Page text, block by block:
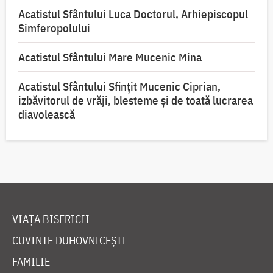
Acatistul Sfântului Luca Doctorul, Arhiepiscopul
Simferopolului
Acatistul Sfântului Mare Mucenic Mina
Acatistul Sfântului Sfințit Mucenic Ciprian,
izbăvitorul de vrăji, blesteme și de toată lucrarea
diavolească
VIAȚA BISERICII
CUVINTE DUHOVNICEȘTI
FAMILIE